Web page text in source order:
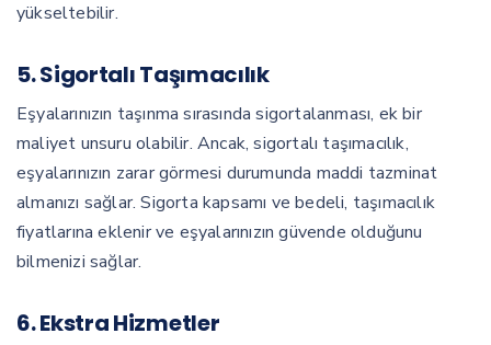
yükseltebilir.
5.Sigortalı Taşımacılık
Eşyalarınızın taşınma sırasında sigortalanması, ek bir
maliyet unsuru olabilir. Ancak, sigortalı taşımacılık,
eşyalarınızın zarar görmesi durumunda maddi tazminat
almanızı sağlar. Sigorta kapsamı ve bedeli, taşımacılık
fiyatlarına eklenir ve eşyalarınızın güvende olduğunu
bilmenizi sağlar.
6.Ekstra Hizmetler